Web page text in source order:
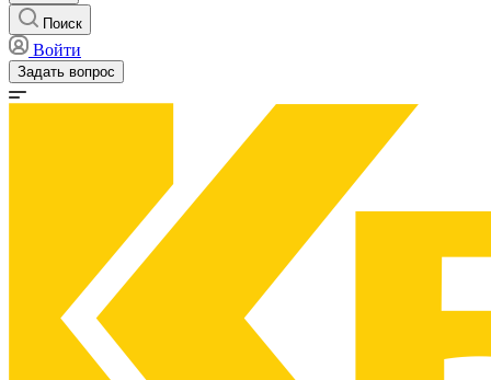
Поиск
Войти
Задать вопрос